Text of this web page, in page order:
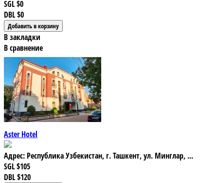
SGL$0
DBL$0
В закладки
В сравнение
Aster Hotel
Адрес: Республика Узбекистан, г. Ташкент, ул. Минглар, ...
SGL$105
DBL$120